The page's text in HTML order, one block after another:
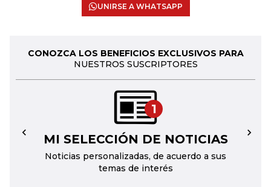
UNIRSE A WHATSAPP
CONOZCA LOS BENEFICIOS EXCLUSIVOS PARA
NUESTROS SUSCRIPTORES
1
MI SELECCIÓN DE NOTICIAS
Noticias personalizadas, de acuerdo a sus
temas de interés
← →